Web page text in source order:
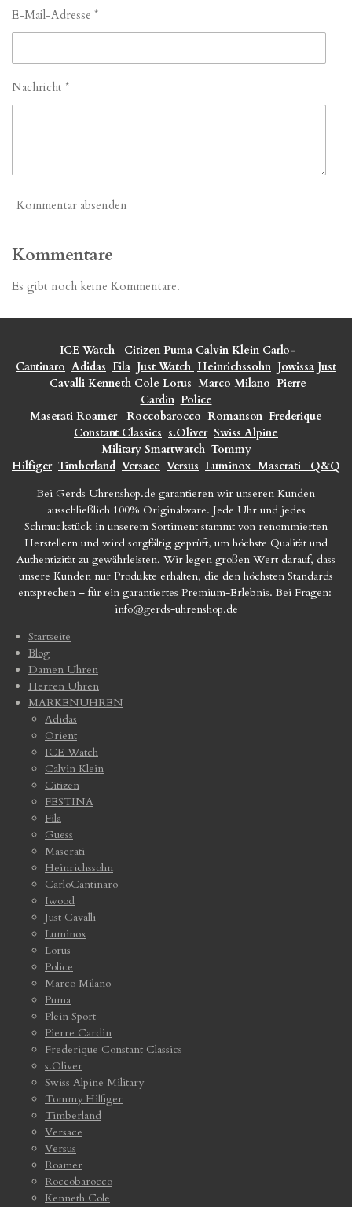
E-Mail-Adresse *
Nachricht *
Kommentar absenden
Kommentare
Es gibt noch keine Kommentare.
ICE Watch Citizen Puma Calvin Klein Carlo-
Cantinaro Adidas Fila Just Watch Heinrichssohn Jowissa Just
Cavalli Kenneth Cole Lorus Marco Milano Pierre
Cardin Police
Maserati Roamer Roccobarocco Romanson Frederique
Constant Classics s.Oliver Swiss Alpine
Military Smartwatch Tommy
Hilfiger Timberland Versace Versus Luminox Maserati
Q&Q
Bei Gerds Uhrenshop.de garantieren wir unseren Kunden
ausschließlich 100% Originalware. Jede Uhr und jedes
Schmuckstück in unserem Sortiment stammt von renommierten
Herstellern und wird sorgfältig geprüft, um höchste Qualität und
Authentizität zu gewährleisten. Wir legen großen Wert darauf, dass
unsere Kunden nur Produkte erhalten, die den höchsten Standards
entsprechen – für ein garantiertes Premium-Erlebnis. Bei Fragen:
info@gerds-uhrenshop.de
Startseite
Blog
Damen Uhren
Herren Uhren
MARKENUHREN
Adidas
Orient
ICE Watch
Calvin Klein
Citizen
FESTINA
Fila
Guess
Maserati
Heinrichssohn
CarloCantinaro
Iwood
Just Cavalli
Luminox
Lorus
Police
Marco Milano
Puma
Plein Sport
Pierre Cardin
Frederique Constant Classics
s.Oliver
Swiss Alpine Military
Tommy Hilfiger
Timberland
Versace
Versus
Roamer
Roccobarocco
Kenneth Cole